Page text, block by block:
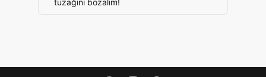
tuzağını bozalım!